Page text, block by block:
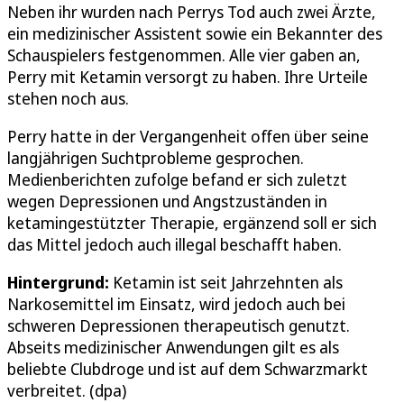
Neben ihr wurden nach Perrys Tod auch zwei Ärzte,
ein medizinischer Assistent sowie ein Bekannter des
Schauspielers festgenommen. Alle vier gaben an,
Perry mit Ketamin versorgt zu haben. Ihre Urteile
stehen noch aus.
Perry hatte in der Vergangenheit offen über seine
langjährigen Suchtprobleme gesprochen.
Medienberichten zufolge befand er sich zuletzt
wegen Depressionen und Angstzuständen in
ketamingestützter Therapie, ergänzend soll er sich
das Mittel jedoch auch illegal beschafft haben.
Hintergrund: Ketamin ist seit Jahrzehnten als
Narkosemittel im Einsatz, wird jedoch auch bei
schweren Depressionen therapeutisch genutzt.
Abseits medizinischer Anwendungen gilt es als
beliebte Clubdroge und ist auf dem Schwarzmarkt
verbreitet. (dpa)